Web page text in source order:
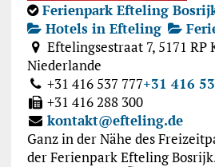
Ferienpark Efteling
Hotels in Efteling
Eftelingsestraat 7, 5171 RP
Niederlande
+31 416 537 777+31 416
+31 416 288 300
kontakt@efteling.de
Ganz in der Nähe des
der Ferienpark Efteling